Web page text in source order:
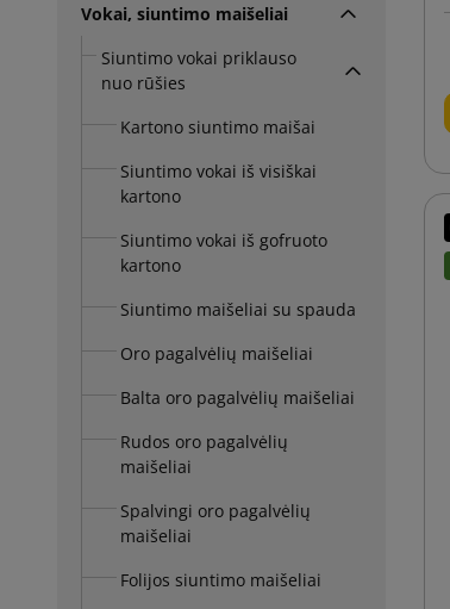
Vokai, siuntimo maišeliai
Siuntimo vokai priklauso
nuo rūšies
Kartono siuntimo maišai
Siuntimo vokai iš visiškai
kartono
Siuntimo vokai iš gofruoto
kartono
Siuntimo maišeliai su spauda
Oro pagalvėlių maišeliai
Balta oro pagalvėlių maišeliai
Rudos oro pagalvėlių
maišeliai
Spalvingi oro pagalvėlių
maišeliai
Folijos siuntimo maišeliai